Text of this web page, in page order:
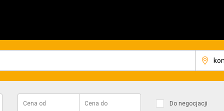
Cena od Cena do Do negocjacji